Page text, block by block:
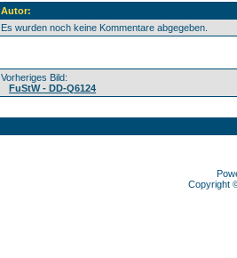
Autor:
Es wurden noch keine Kommentare abgegeben.
Vorheriges Bild:
FuStW - DD-Q6124
Copyright